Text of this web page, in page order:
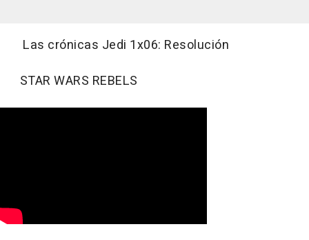
Las crónicas Jedi 1x06: Resolución
STAR WARS REBELS